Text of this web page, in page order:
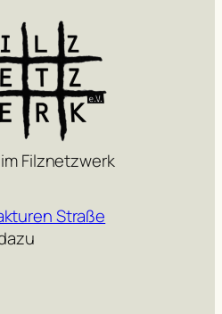
Filznetzwerk